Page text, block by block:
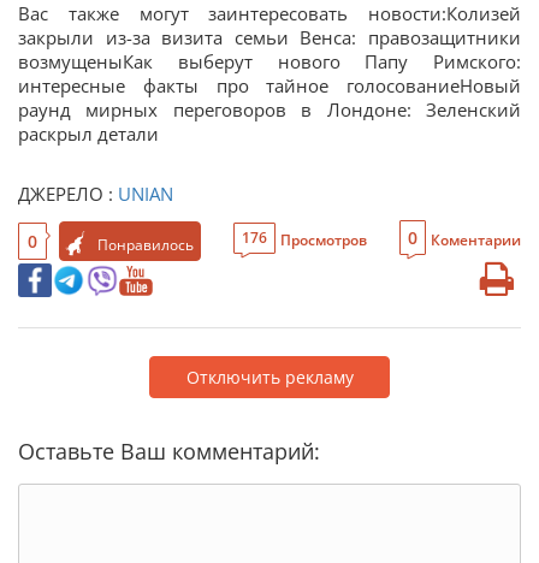
Вас также могут заинтересовать новости:Колизей
закрыли из-за визита семьи Венса: правозащитники
возмущеныКак выберут нового Папу Римского:
интересные факты про тайное голосованиеНовый
раунд мирных переговоров в Лондоне: Зеленский
раскрыл детали
ДЖЕРЕЛО : UNIAN
0 Понравилось 176 Просмотров 0 Коментарии
Отключить рекламу
Оставьте Ваш комментарий: